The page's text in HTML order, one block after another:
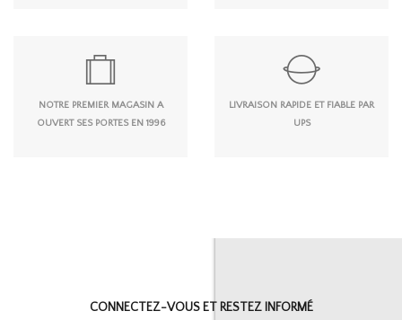
NOTRE PREMIER MAGASIN A
OUVERT SES PORTES EN 1996
LIVRAISON RAPIDE ET FIABLE PAR
UPS
CONNECTEZ-VOUS ET RESTEZ INFORMÉ